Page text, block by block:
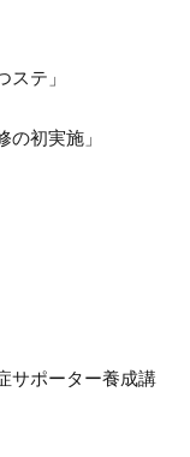
テ」
初実施」
サポーター養成講